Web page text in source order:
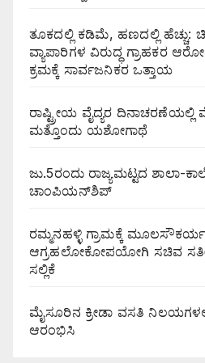
ತೂಕದಲ್ಲಿ ಕಡಿಮೆ, ಹಣದಲ್ಲಿ ಹೆಚ್ಚು:
ವ್ಯಾಪಾರಿಗಳ ವಿರುದ್ಧ ಗ್ರಾಹಕರ
ಕ್ರಮಕ್ಕೆ ಸಾರ್ವಜನಿಕರ ಒತ್ತಾಯ
ರಾಷ್ಟ್ರೀಯ ವೈದ್ಯರ ದಿನಾಚರಣೆಯಲ್ಲಿ
ಮತ್ತೊಂದು ಯಶೋಗಾಥೆ
ಜು.5ರಂದು ರಾಜ್ಯಮಟ್ಟದ ಶಾಲಾ-
ಚಾಂಪಿಯನ್‌ಶಿಪ್
ರಮ್ಮನಹಳ್ಳಿ ಗ್ರಾಮಕ್ಕೆ ಮೂಲಸೌಕರ್ಯ
ಆಗ್ರಹಲೋಕೋಪಯೋಗಿ ಸಚಿವ
ಸಲ್ಲಿಕೆ
ಮೈಸೂರಿನ ಕ್ರೀಡಾ ವಸತಿ
ಆರಂಭಿಸಿ